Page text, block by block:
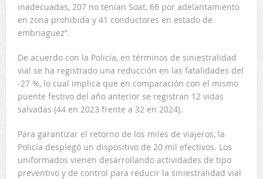
inadecuadas, 207 no tenían Soat, 66 por adelantamiento
en zona prohibida y 41 conductores en estado de
embriaguez”.
De acuerdo con la Policía, en términos de siniestralidad
vial se ha registrado una reducción en las fatalidades del
-27 %, lo cual implica que en comparación con el mismo
puente festivo del año anterior se registran 12 vidas
salvadas (44 en 2023 frente a 32 en 2024).
Para garantizar el retorno de los miles de viajeros, la
Policía desplegó un dispositivo de 20 mil efectivos. Los
uniformados vienen desarrollando actividades de tipo
preventivo y de control para reducir la siniestralidad vial